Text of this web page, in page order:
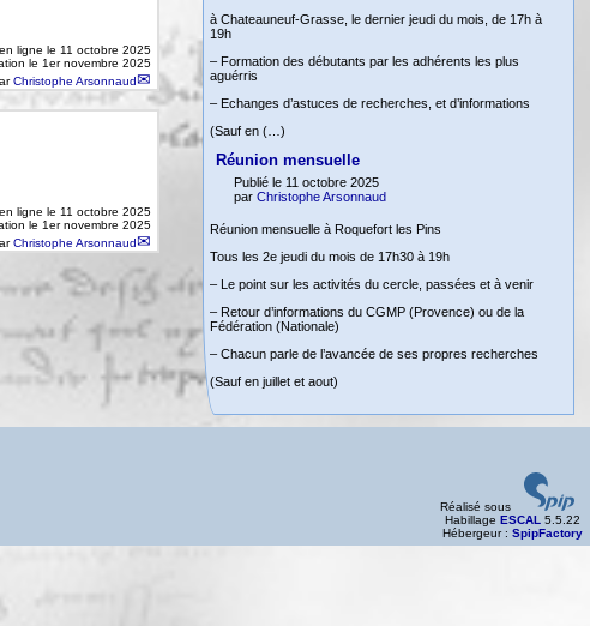
ligne le 11 octobre 2025
le 1er novembre 2025
Christophe Arsonnaud
ligne le 11 octobre 2025
le 1er novembre 2025
Christophe Arsonnaud
à Chateauneuf-Grasse, le dernier jeudi du mois, de 17h à
19h
– Formation des débutants par les adhérents les plus
aguérris
– Echanges d’astuces de recherches, et d’informations
(Sauf en (…)
Réunion mensuelle
Publié le 11 octobre 2025
parChristophe Arsonnaud
Réunion mensuelle à Roquefort les Pins
Tous les 2e jeudi du mois de 17h30 à 19h
– Le point sur les activités du cercle, passées et à venir
– Retour d’informations du CGMP (Provence) ou de la
Fédération (Nationale)
– Chacun parle de l’avancée de ses propres recherches
(Sauf en juillet et aout)
Réalisé sous
Habillage ESCAL 5.5.22
Hébergeur : SpipFactory